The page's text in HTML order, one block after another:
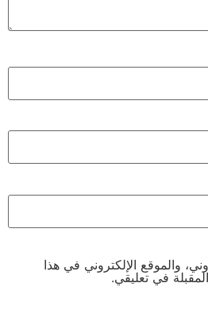
والموقع الإلكتروني في هذا
في تعليقي.